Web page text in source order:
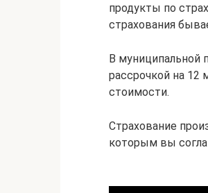
продукты по
страхования
В муниципальной
рассрочкой на
стоимости.
Страхование
которым вы